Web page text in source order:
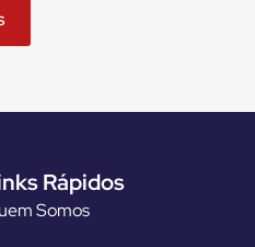
Rápidos
Somos